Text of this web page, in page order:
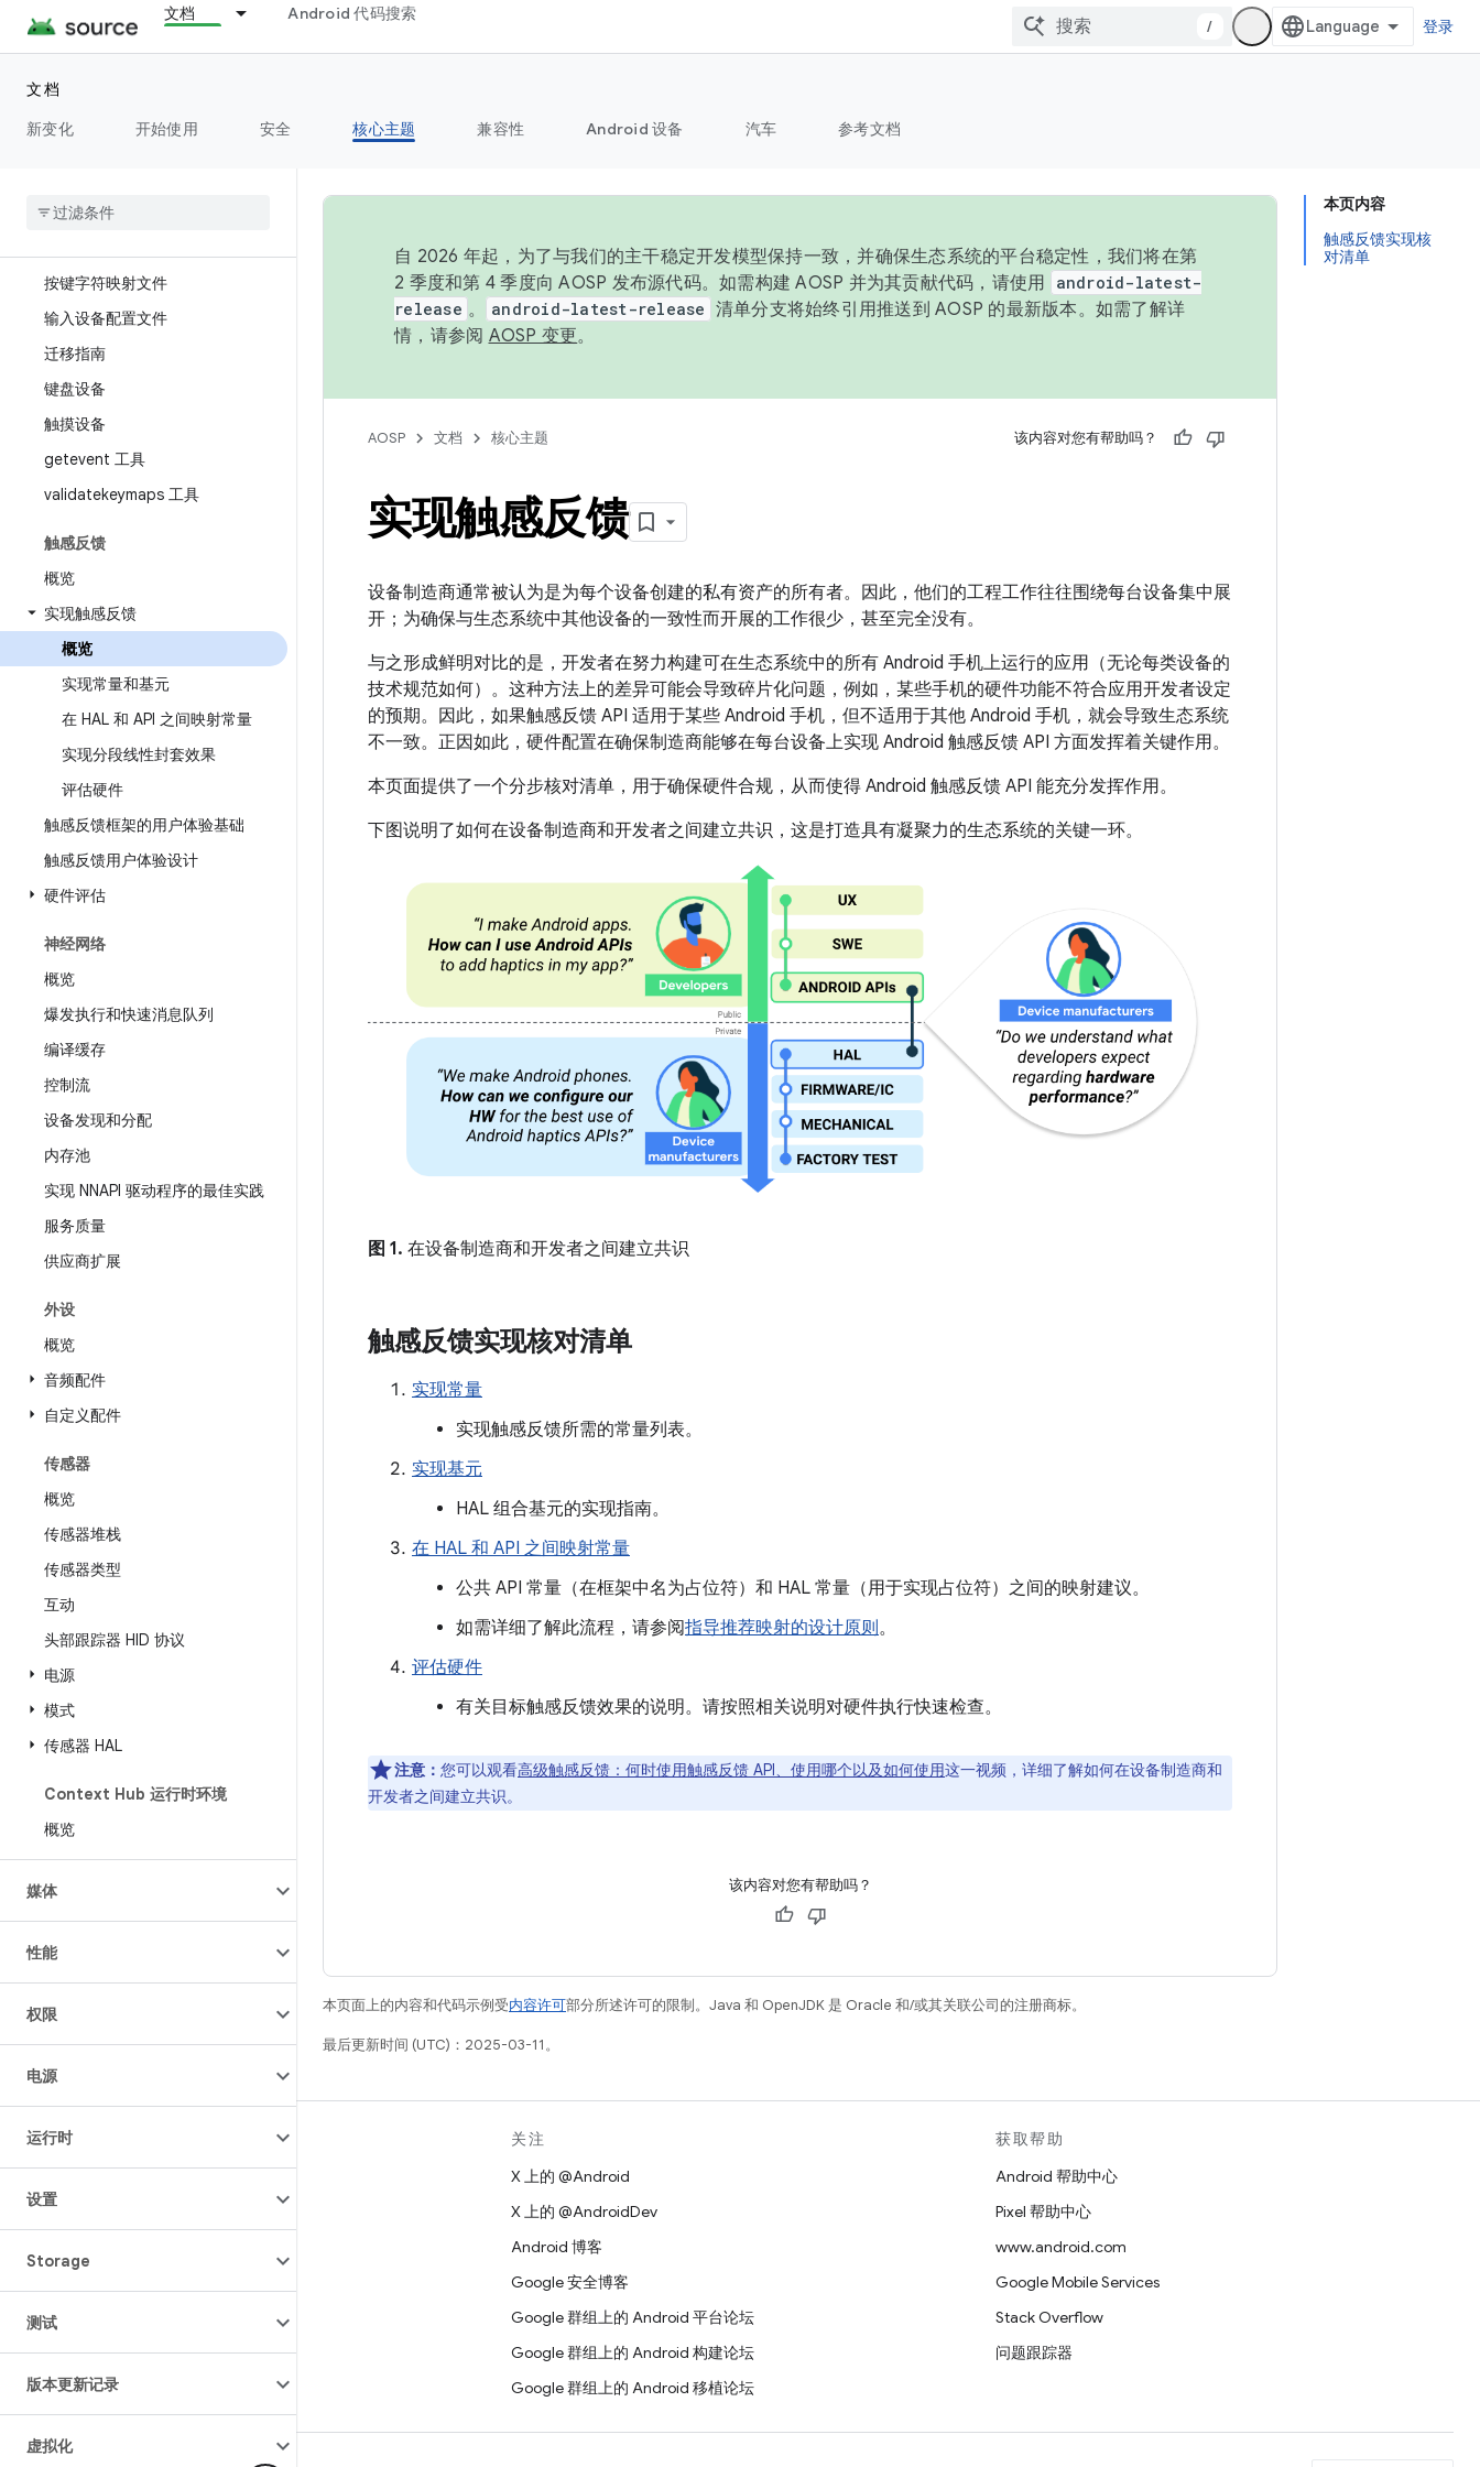
文档 Android 代码搜索
/ 登录
文档
新变化
开始使用 安全 核心主题 兼容性 Android 设备 汽车 参考文档
图形
互动
概览
概览
按键字符映射文件
输入设备配置文件
迁移指南
键盘设备
触摸设备
getevent 工具
validatekeymaps 工具
触感反馈
概览
实现触感反馈
概览
实现常量和基元
在 HAL 和 API 之间映射常量
实现分段线性封套效果
评估硬件
触感反馈框架的用户体验基础
触感反馈用户体验设计
硬件评估
神经网络
概览
爆发执行和快速消息队列
编译缓存
控制流
设备发现和分配
内存池
实现 NNAPI 驱动程序的最佳实践
服务质量
供应商扩展
外设
概览
音频配件
自定义配件
传感器
概览
传感器堆栈
传感器类型
互动
头部跟踪器 HID 协议
电源
模式
传感器 HAL
Context Hub 运行时环境
概览
媒体
性能
权限
电源
运行时
设置
Storage
测试
版本更新记录
虚拟化
本页内容
触感反馈实现核
对清单
自 2026 年起，为了与我们的主干稳定开发模型保持一致，并确保生态系统的平台稳定性，我们将在第
2 季度和第 4 季度向 AOSP 发布源代码。如需构建 AOSP 并为其贡献代码，请使用
android-latest-
release 。 android-latest-release 清单分支将始终引用推送到 AOSP 的最新版本。如需了解详
情，请参阅 AOSP 变更。
AOSP 文档 核心主题 该内容对您有帮助吗？
实现触感反馈
设备制造商通常被认为是为每个设备创建的私有资产的所有者。因此，他们的工程工作往往围绕每台设备集中展
开；为确保与生态系统中其他设备的一致性而开展的工作很少，甚至完全没有。
与之形成鲜明对比的是，开发者在努力构建可在生态系统中的所有 Android 手机上运行的应用（无论每类设备的
技术规范如何）。 这种方法上的差异可能会导致碎片化问题，例如，某些手机的硬件功能不符合应用开发者设定
的预期。因此，如果触感反馈 API 适用于某些 Android 手机，但不适用于其他 Android 手机，就会导致生态系统
不一致。正因如此，硬件配置在确保制造商能够在每台设备上实现 Android 触感反馈 API 方面发挥着关键作用。
本页面提供了一个分步核对清单，用于确保硬件合规，从而使得 Android 触感反馈 API 能充分发挥作用。
下图说明了如何在设备制造商和开发者之间建立共识，这是打造具有凝聚力的生态系统的关键一环。
图 1. 在设备制造商和开发者之间建立共识
触感反馈实现核对清单
实现常量
实现触感反馈所需的常量列表。
实现基元
HAL 组合基元的实现指南。
在 HAL 和 API 之间映射常量
公共 API 常量（在框架中名为占位符）和 HAL 常量（用于实现占位符）之间的映射建议。
如需详细了解此流程，请参阅指导推荐映射的设计原则。
评估硬件
有关目标触感反馈效果的说明。请按照相关说明对硬件执行快速检查。
注意： 您可以观看高级触感反馈：何时使用触感反馈 API、使用哪个以及如何使用这一视频，详细了解如何在设备制造商和
开发者之间建立共识。
该内容对您有帮助吗？
本页面上的内容和代码示例受内容许可部分所述许可的限制。Java 和 OpenJDK 是 Oracle 和/或其关联公司的注册商标。
最后更新时间 (UTC)：2025-03-11。
构建
要求
出厂映像
驱动程序二进制文件
关注
X 上的 @Android
X 上的 @AndroidDev
Android 博客
Google 安全博客
Google 群组上的 Android 平台论坛
Google 群组上的 Android 构建论坛
Google 群组上的 Android 移植论坛
获取帮助
Android 帮助中心
Pixel 帮助中心
www.android.com
Google Mobile Services
Stack Overflow
问题跟踪器